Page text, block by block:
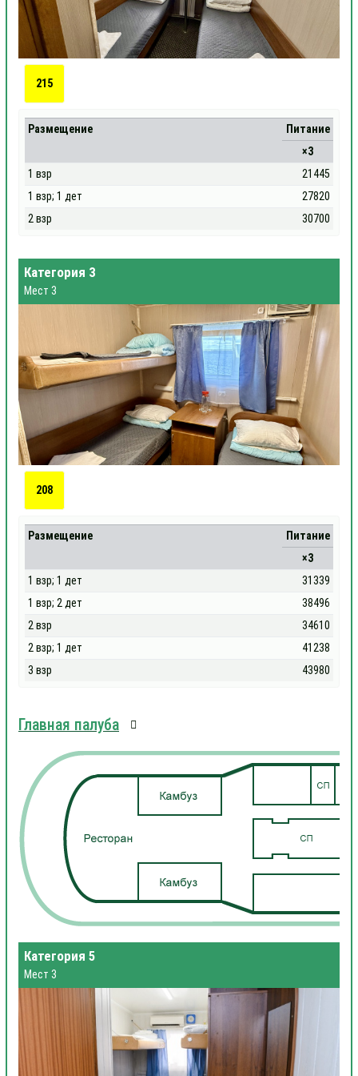
215
Размещение
Питание
×3
1 взр
21445
1 взр; 1 дет
27820
2 взр
30700
Категория 3
Мест 3
208
Размещение
Питание
×3
1 взр; 1 дет
31339
1 взр; 2 дет
38496
2 взр
34610
2 взр; 1 дет
41238
3 взр
43980
Главная палуба
Категория 5
Мест 3